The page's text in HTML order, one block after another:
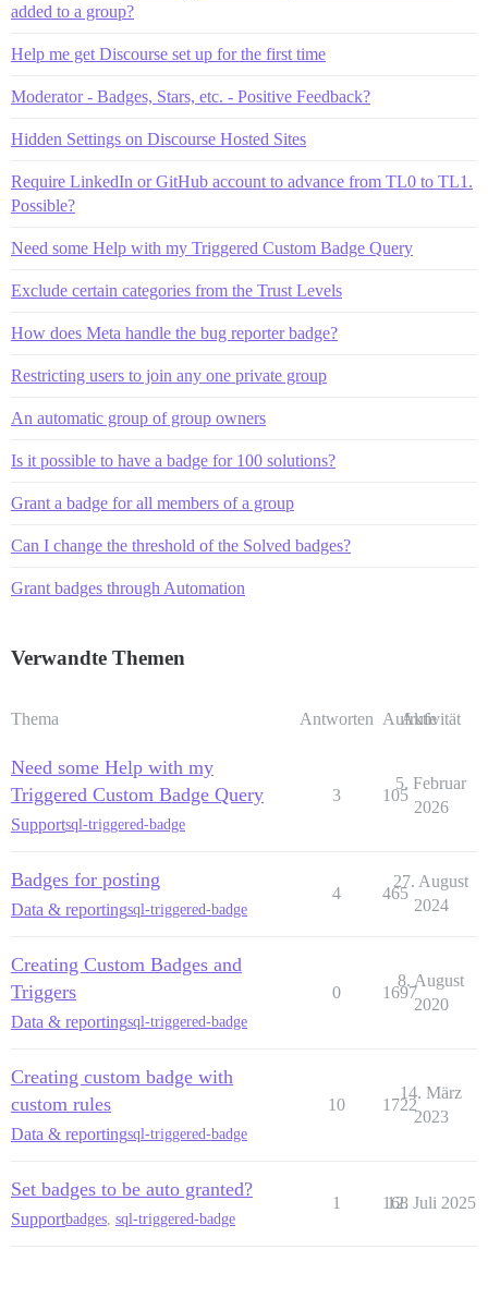
added to a group?
Help me get Discourse set up for the first time
Moderator - Badges, Stars, etc. - Positive Feedback?
Hidden Settings on Discourse Hosted Sites
Require LinkedIn or GitHub account to advance from TL0 to TL1.
Possible?
Need some Help with my Triggered Custom Badge Query
Exclude certain categories from the Trust Levels
How does Meta handle the bug reporter badge?
Restricting users to join any one private group
An automatic group of group owners
Is it possible to have a badge for 100 solutions?
Grant a badge for all members of a group
Can I change the threshold of the Solved badges?
Grant badges through Automation
Verwandte Themen
Thema Antworten Aufrufe
Aktivität
Need some Help with my
Triggered Custom Badge Query
Supportsql-triggered-badge
3 105
5. Februar
2026
Badges for posting
Data & reportingsql-triggered-badge
4 465
27. August
2024
Creating Custom Badges and
Triggers
Data & reportingsql-triggered-badge
0 1697
8. August
2020
Creating custom badge with
custom rules
Data & reportingsql-triggered-badge
10 1722
14. März
2023
Set badges to be auto granted?
Supportbadges, sql-triggered-badge
1 168
12. Juli 2025